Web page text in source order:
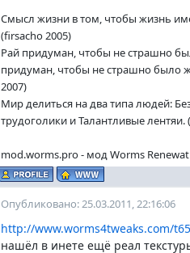
Смысл жизни в том, чтобы жизнь
(firsacho 2005)
Рай придуман, чтобы не страшно
придуман, чтобы не страшно было
2007)
Мир делиться на два типа людей:
трудоголики и Талантливые лентяи.
mod.worms.pro - мод Worms
Опубликовано: 25.03.2011, 22:16:06
http://www.worms4tweaks.com/
нашёл в инете ещё реал